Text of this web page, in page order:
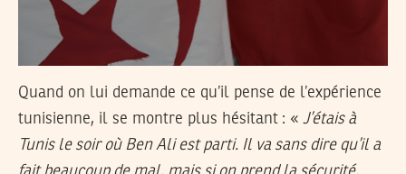
Quand on lui demande ce qu’il pense de l’expérience
tunisienne, il se montre plus hésitant : « J’étais à
Tunis le soir où Ben Ali est parti. Il va sans dire qu’il a